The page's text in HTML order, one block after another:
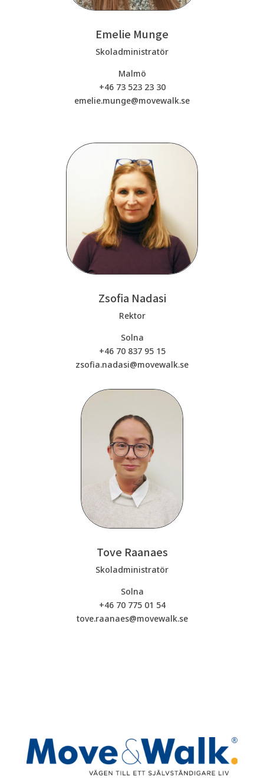
Emelie Munge
Skoladministratör
Malmö
+46 73 523 23 30
emelie.munge@movewalk.se
Zsofia Nadasi
Rektor
Solna
+46 70 837 95 15
zsofia.nadasi@movewalk.se
Tove Raanaes
Skoladministratör
Solna
+46 70 775 01 54
tove.raanaes@movewalk.se